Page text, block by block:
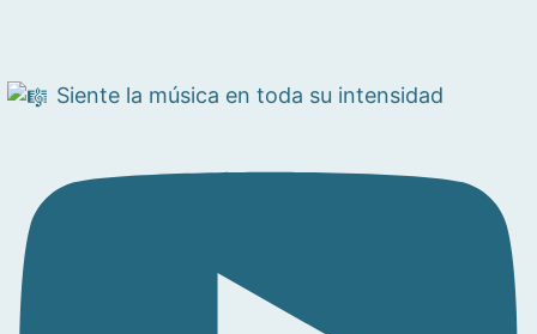
Siente la música en toda su intensidad